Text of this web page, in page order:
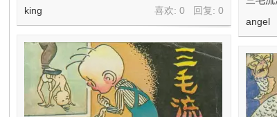
喜欢: 0 回复:0
king
angel